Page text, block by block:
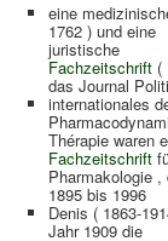
eine
1762 ) und eine
juristische
Fachzeitschrift (
das Journal
internationales
Thérapie waren
Fachzeitschrift
Pharmakologie ,
1895 bis 1996
Denis ( 1863-
Jahr 1909 die